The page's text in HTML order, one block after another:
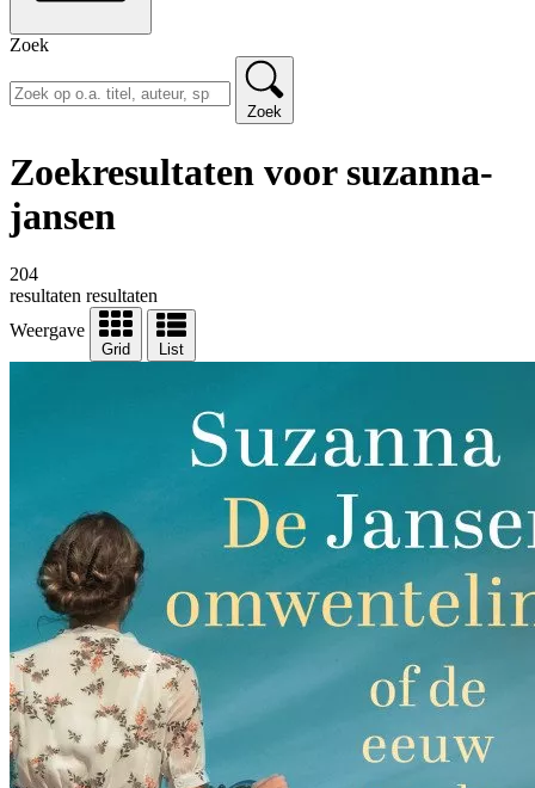
Zoek
Zoek
Zoekresultaten voor suzanna-
jansen
204
resultaten resultaten
Weergave
Grid List